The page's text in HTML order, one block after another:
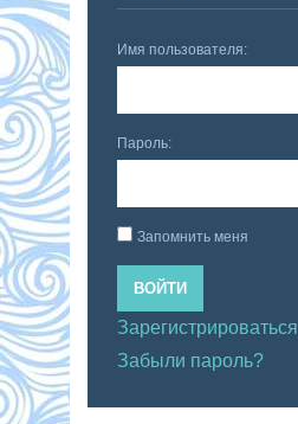
Имя пользователя:
Пароль:
Запомнить меня
ВОЙТИ
Зарегистрироваться
Забыли пароль?